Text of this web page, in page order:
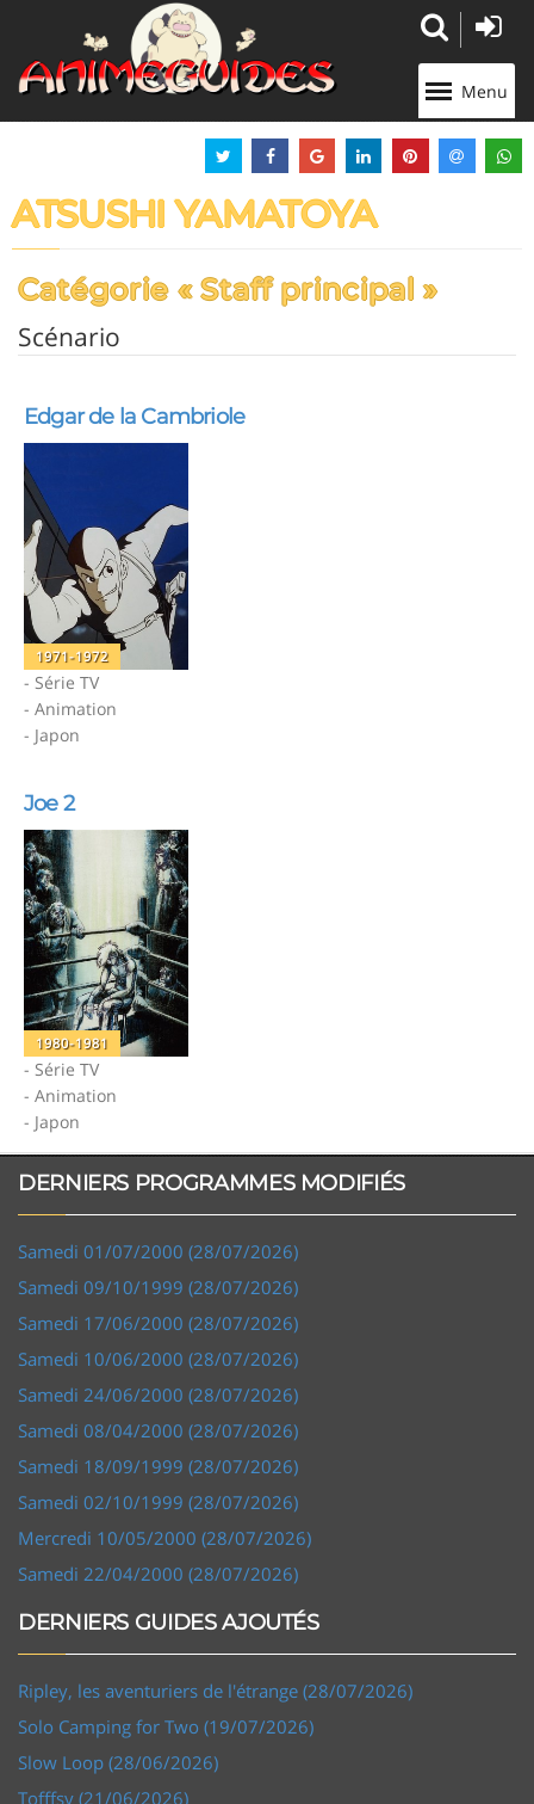
Menu
ATSUSHI YAMATOYA
Catégorie « Staff principal »
Scénario
Edgar de la Cambriole
1971-1972
- Série TV
- Animation
- Japon
Joe 2
1980-1981
- Série TV
- Animation
- Japon
DERNIERS PROGRAMMES MODIFIÉS
Samedi 01/07/2000 (28/07/2026)
Samedi 09/10/1999 (28/07/2026)
Samedi 17/06/2000 (28/07/2026)
Samedi 10/06/2000 (28/07/2026)
Samedi 24/06/2000 (28/07/2026)
Samedi 08/04/2000 (28/07/2026)
Samedi 18/09/1999 (28/07/2026)
Samedi 02/10/1999 (28/07/2026)
Mercredi 10/05/2000 (28/07/2026)
Samedi 22/04/2000 (28/07/2026)
DERNIERS GUIDES AJOUTÉS
Ripley, les aventuriers de l'étrange (28/07/2026)
Solo Camping for Two (19/07/2026)
Slow Loop (28/06/2026)
Tofffsy (21/06/2026)
Panneau de gestion des cookies